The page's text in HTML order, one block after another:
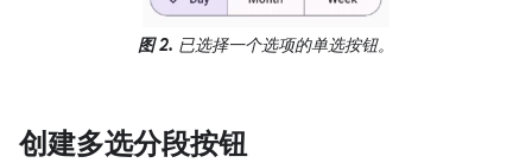
图 2. 已选择一个选项的单选按钮。
创建多选分段按钮